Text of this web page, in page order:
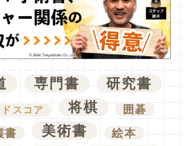
専門書 研究書
スコア 将棋 囲碁
書 美術書
絵本